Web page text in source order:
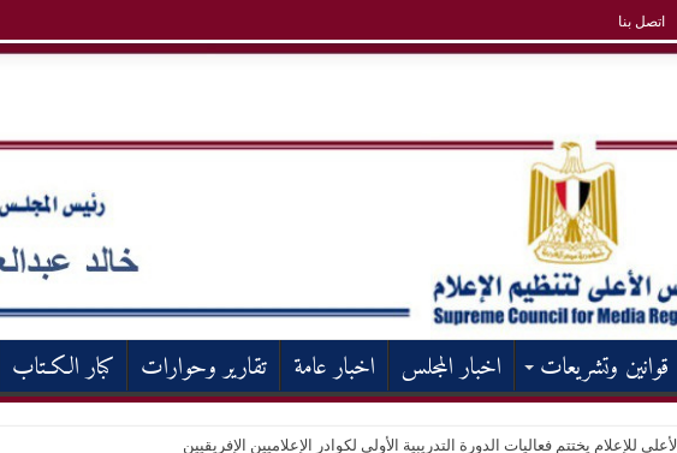
اتصل بنا
قوانين وتشريعات اخبار المجلس اخبار عامة تقارير وحوارات كبار الكـتاب
الأعلى للإعلام يختتم فعاليات الدورة التدريبية الأولى لكوادر الإعلاميين الإفريقيين